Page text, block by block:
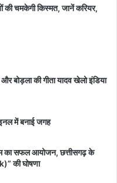
चमकेगी किस्मत, जानें करियर,
बोड़ला की गीता यादव खेलो इंडिया
में बनाई जगह
का सफल आयोजन, छत्तीसगढ़ के
की घोषणा